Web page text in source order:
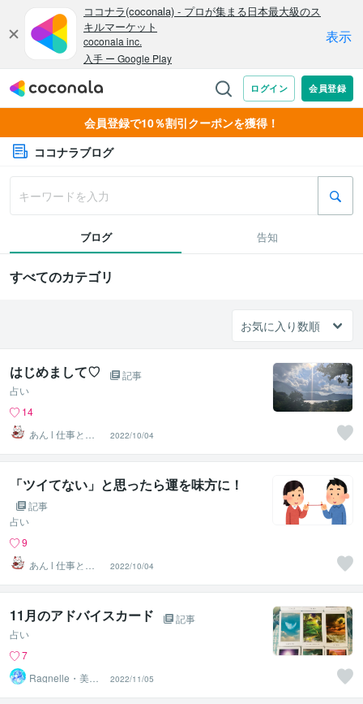
会員登録で10％割引クーポンを獲得！
ココナラブログ
ブログ 告知
すべてのカテゴリ
はじめまして♡
記事
占い
14
あん l 仕事とキ
ャリア＠元気に
なる占い
2022/10/04
「ツイてない」と思ったら運を味方に！
記事
占い
9
あん l 仕事とキ
ャリア＠元気に
なる占い
2022/10/04
11月のアドバイスカード
記事
占い
7
Ragnelle・美功
（みのり）
2022/11/05